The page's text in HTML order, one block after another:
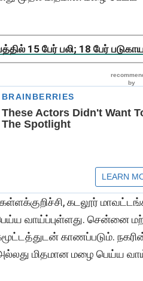
15 பேர் பலி; 18 பேர்
கடலூர்
வாய்ப்புள்ளது. சென்னை
காணப்படும்.
மிதமான மழை பெய்ய